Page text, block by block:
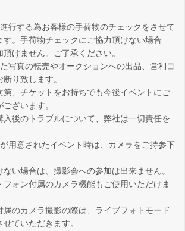
行する為お客様の手荷物のチェックをさせて
す。手荷物チェックにご協力頂けない場合
けません。ご了承ください。
写真の転売やオークションへの出品、営利目
り致します。
第、チケットをお持ちでも今後イベントにご
ざいます。
入後のトラブルについて、弊社は一切責任を
用意されたイベント時は、カメラをご持参下
い場合は、撮影会への参加は出来ません。
フォン付属のカメラ機能もご使用いただけま
属のカメラ撮影の際は、ライブフォトモード
ていただきます。